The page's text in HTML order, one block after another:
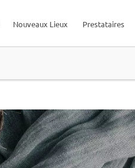
Prestataires
Nouveaux Lieux